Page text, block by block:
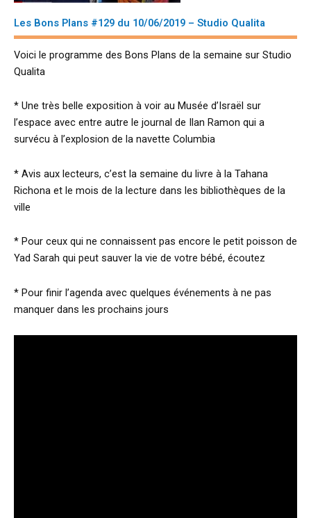
Les Bons Plans #129 du 10/06/2019 – Studio Qualita
Voici le programme des Bons Plans de la semaine sur Studio
Qualita
* Une très belle exposition à voir au Musée d’Israël sur
l’espace avec entre autre le journal de Ilan Ramon qui a
survécu à l’explosion de la navette Columbia
* Avis aux lecteurs, c’est la semaine du livre à la Tahana
Richona et le mois de la lecture dans les bibliothèques de la
ville
* Pour ceux qui ne connaissent pas encore le petit poisson de
Yad Sarah qui peut sauver la vie de votre bébé, écoutez
* Pour finir l’agenda avec quelques événements à ne pas
manquer dans les prochains jours